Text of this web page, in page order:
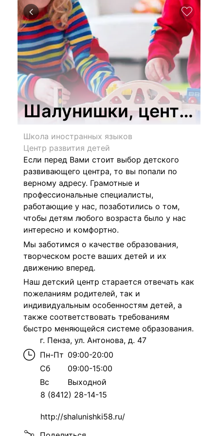
Шалунишки, центр
Школа иностранных языков
Центр развития детей
Если перед Вами стоит выбор детского
развивающего центра, то вы попали по
верному адресу. Грамотные и
профессиональные специалисты,
работающие у нас, позаботились о том,
чтобы детям любого возраста было у нас
интересно и комфортно.
Мы заботимся о качестве образования,
творческом росте ваших детей и их
движению вперед.
Наш детский центр старается отвечать как
пожеланиям родителей, так и
индивидуальным особенностям детей, а
также соответствовать требованиям
быстро меняющейся системе образования.
г. Пенза, ул. Антонова, д. 47
Пн-Пт 09:00-20:00
Сб
09:00-15:00
Вс
Выходной
8 (8412) 28-14-15
http://shalunishki58.ru/